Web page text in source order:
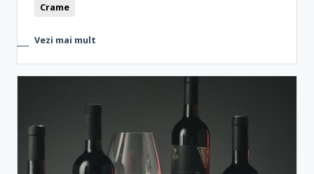
Crame
Vezi mai mult